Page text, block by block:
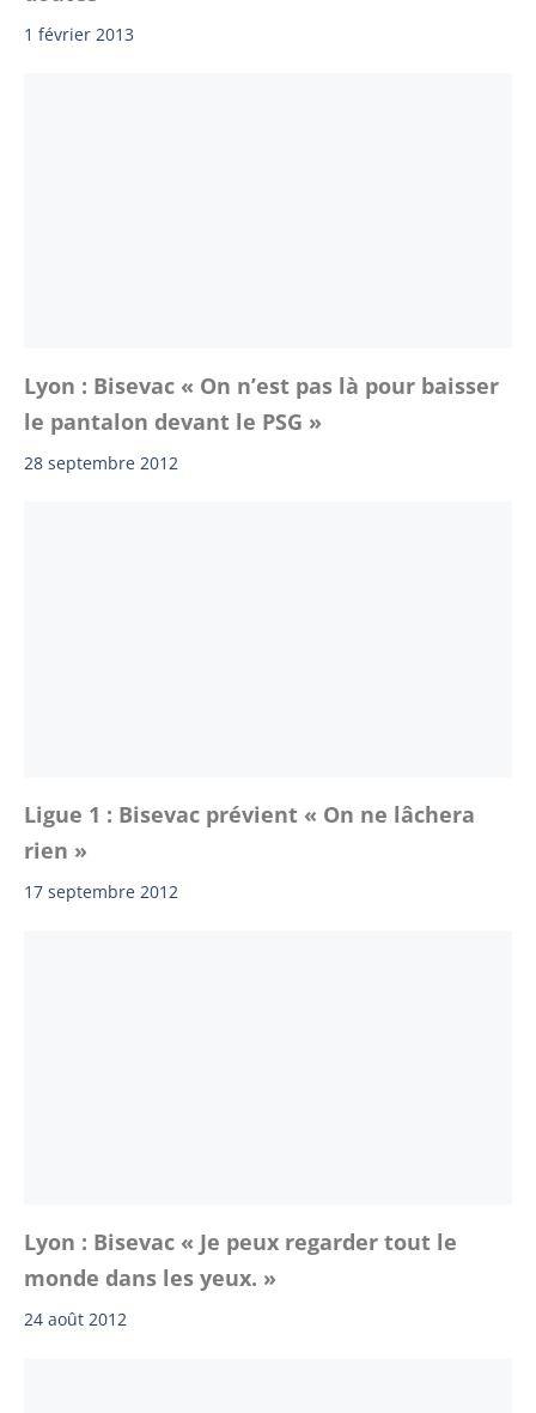
1 février 2013
Lyon : Bisevac « On n’est pas là pour baisser
le pantalon devant le PSG »
28 septembre 2012
Ligue 1 : Bisevac prévient « On ne lâchera
rien »
17 septembre 2012
Lyon : Bisevac « Je peux regarder tout le
monde dans les yeux. »
24 août 2012